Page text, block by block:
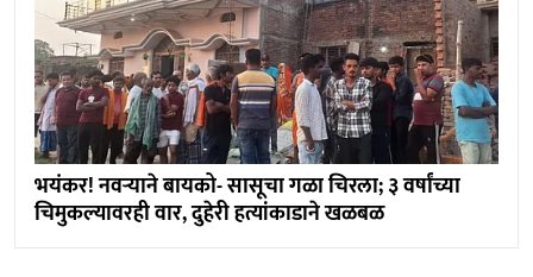
भयंकर! नवऱ्याने बायको- सासूचा गळा चिरला; ३ वर्षांच्या
चिमुकल्यावरही वार, दुहेरी हत्यांकाडाने खळबळ